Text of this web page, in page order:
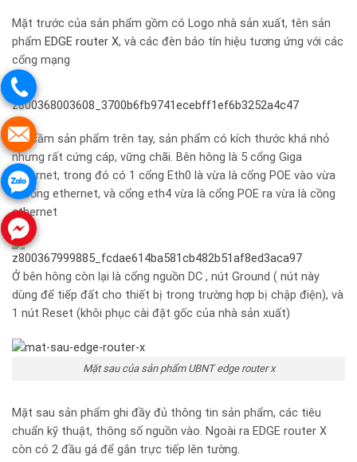
Mặt trước của sản phẩm gồm có Logo nhà sản xuất, tên sản
phẩm EDGE router X, và các đèn báo tín hiệu tương ứng với các
cổng mạng
Khi cầm sản phẩm trên tay, sản phẩm có kích thước khá nhỏ
nhưng rất cứng cáp, vững chãi. Bên hông là 5 cổng Giga
Ethernet, trong đó có 1 cổng Eth0 là vừa là cổng POE vào vừa
là cổng ethernet, và cổng eth4 vừa là cổng POE ra vừa là cồng
ethernet
Ở bên hông còn lại là cổng nguồn DC , nút Ground ( nút này
dùng để tiếp đất cho thiết bị trong trường hợp bị chập điện), và
1 nút Reset (khôi phục cài đặt gốc của nhà sản xuất)
Mặt sau của sản phẩm UBNT edge router x
Mặt sau sản phẩm ghi đầy đủ thông tin sản phẩm, các tiêu
chuẩn kỹ thuật, thông số nguồn vào. Ngoài ra EDGE router X
còn có 2 đầu gá để gắn trực tiếp lên tường.